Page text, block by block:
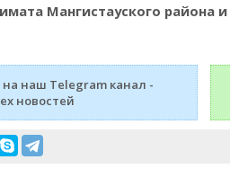
Мангистауского района
наш Telegram канал -
новостей